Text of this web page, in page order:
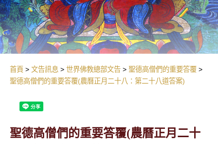
首頁 文告訊息 世界佛教總部文告
聖德高僧們的重要答覆
聖德高僧們的重要答覆(農曆正月二十八：第二十八道答案)
聖德高僧們的重要答覆(農曆正月二十